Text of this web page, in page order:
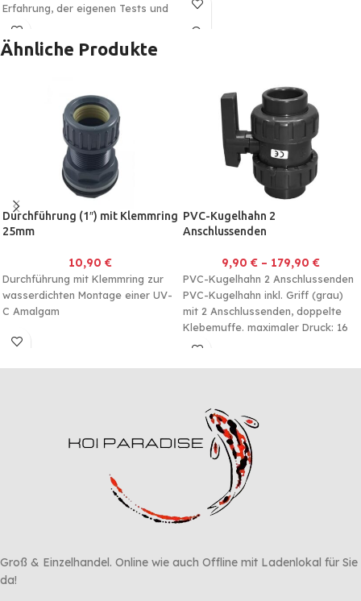
Erfahrung, der eigenen Tests und
die Meinung zahlreicher Experten
wurde dieses Futter entwickelt.
das Wachstum durch
ausgewogenes
Protein-/Energie-Verhältnis zu
fördern, dies sorgt neben einem
optimalen Wachstum auch für
eine optimale Muskelbildung
Ähnliche Produkte
Durchführung (1″) mit Klemmring
25mm
10,90 €
Durchführung mit Klemmring zur
wasserdichten Montage einer UV-
C Amalgam
PVC-Kugelhahn 2
Anschlussenden
9,90 € – 179,90 €
PVC-Kugelhahn 2 Anschlussenden
PVC-Kugelhahn inkl. Griff (grau)
mit 2 Anschlussenden, doppelte
Klebemuffe. maximaler Druck: 16
Bar.
Groß & Einzelhandel. Online wie auch Offline mit Ladenlokal für Sie
da!